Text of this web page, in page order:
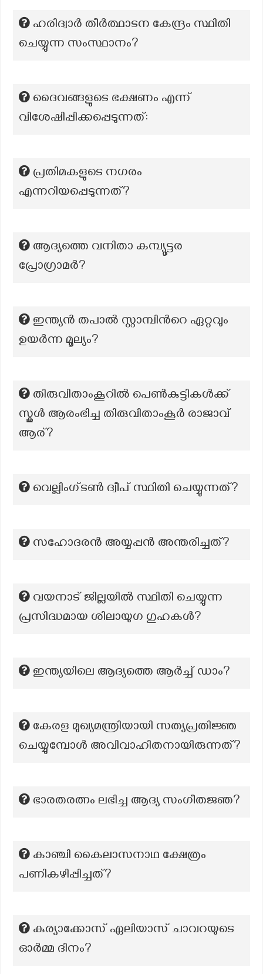
ഹരിദ്വാർ തീർത്ഥാടന കേന്ദ്രം സ്ഥിതി
ചെയ്യുന്ന സംസ്ഥാനം?
ദൈവങ്ങളുടെ ഭക്ഷണം എന്ന്
വിശേഷിപ്പിക്കപ്പെടുന്നത്:
പ്രതിമകളുടെ നഗരം
എന്നറിയപ്പെടുന്നത്?
ആദ്യത്തെ വനിതാ കമ്പ്യൂട്ടര
പ്രോഗ്രാമർ?
ഇന്ത്യൻ തപാൽ സ്റ്റാമ്പിന്‍റെ ഏറ്റവും
ഉയർന്ന മൂല്യം?
തിരുവിതാംകൂറിൽ പെൺകുട്ടികൾക്ക്
സ്കൂൾ ആരംഭിച്ച തിരുവിതാംകൂർ രാജാവ്
ആര്?
വെല്ലിംഗ്ടണ്‍ ദ്വീപ് സ്ഥിതി ചെയ്യുന്നത്?
സഹോദരൻ അയ്യപ്പൻ അന്തരിച്ചത്?
വയനാട് ജില്ലയിൽ സ്ഥിതി ചെയ്യുന്ന
പ്രസിദ്ധമായ ശിലായുഗ ഗുഹകൾ?
ഇന്ത്യയിലെ ആദ്യത്തെ ആര്‍ച്ച് ഡാം?
കേരള മുഖ്യമന്ത്രിയായി സത്യപ്രതിജ്ഞ
ചെയ്യുമ്പോൾ അവിവാഹിതനായിരുന്നത്?
ഭാരതരത്നം ലഭിച്ച ആദ്യ സംഗീതജഞ?
കാഞ്ചി കൈലാസനാഥ ക്ഷേത്രം
പണികഴിപ്പിച്ചത്?
കുര്യാക്കോസ് ഏലിയാസ് ചാവറയുടെ
ഓര്‍മ്മ ദിനം?